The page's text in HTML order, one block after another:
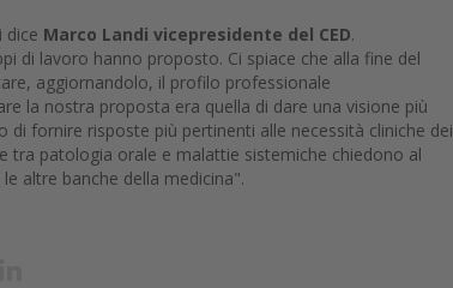
dice Marco Landi vicepresidente del CED.
di lavoro hanno proposto. Ci spiace che alla fine del
aggiornandolo, il profilo professionale
la nostra proposta era quella di dare una visione più
fornire risposte più pertinenti alle necessità cliniche dei
tra patologia orale e malattie sistemiche chiedono al
altre banche della medicina".